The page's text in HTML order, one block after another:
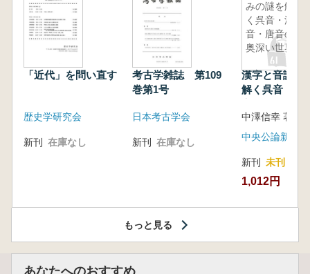
「近代」を問い直す
歴史学研究会
新刊 在庫なし
考古学雑誌 第109
巻第1号
日本考古学会
新刊 在庫なし
みの謎を解
く呉音・漢
音・唐音の
奥深い世界
漢字と音読み
解く呉音・漢
中澤信幸 著
中央公論新社
新刊 未刊
1,012円
もっと見る
あなたへのおすすめ